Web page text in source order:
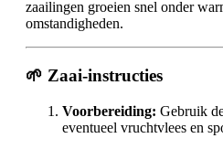
zaailingen groeien snel onder
omstandigheden.
🌱 Zaai-instructies
Voorbereiding: Gebruik
eventueel vruchtvlees en